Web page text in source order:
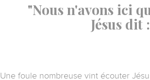
"Nous n'avons ici
Jésus
Une foule nombreuse vint écouter